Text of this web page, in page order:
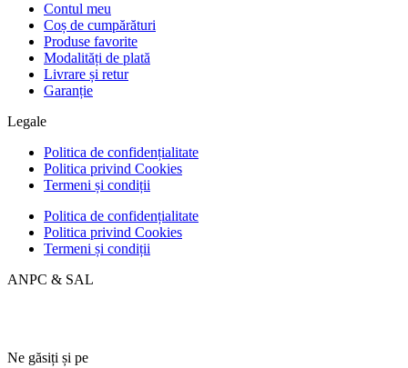
Contul meu
Coș de cumpărături
Produse favorite
Modalități de plată
Livrare și retur
Garanție
Legale
Politica de confidențialitate
Politica privind Cookies
Termeni și condiții
Politica de confidențialitate
Politica privind Cookies
Termeni și condiții
ANPC & SAL
Ne găsiți și pe